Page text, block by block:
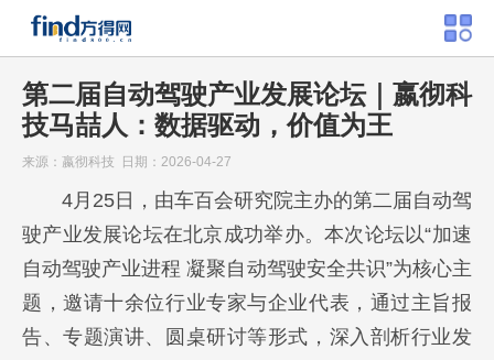
第二届自动驾驶产业发展论坛｜嬴彻科
技马喆人：数据驱动，价值为王
来源：嬴彻科技 日期：2026-04-27
4月25日，由车百会研究院主办的第二届自动驾
驶产业发展论坛在北京成功举办。本次论坛以“加速
自动驾驶产业进程 凝聚自动驾驶安全共识”为核心主
题，邀请十余位行业专家与企业代表，通过主旨报
告、专题演讲、圆桌研讨等形式，深入剖析行业发